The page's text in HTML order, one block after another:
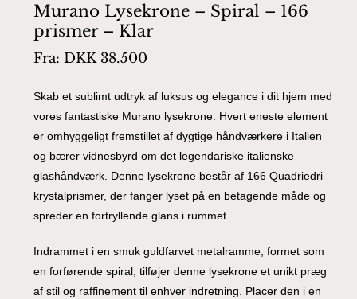
Murano Lysekrone – Spiral – 166
prismer – Klar
Fra: DKK38.500
Skab et sublimt udtryk af luksus og elegance i dit hjem med
vores fantastiske Murano lysekrone. Hvert eneste element
er omhyggeligt fremstillet af dygtige håndværkere i Italien
og bærer vidnesbyrd om det legendariske italienske
glashåndværk. Denne lysekrone består af 166 Quadriedri
krystalprismer, der fanger lyset på en betagende måde og
spreder en fortryllende glans i rummet.
Indrammet i en smuk guldfarvet metalramme, formet som
en forførende spiral, tilføjer denne lysekrone et unikt præg
af stil og raffinement til enhver indretning. Placer den i en